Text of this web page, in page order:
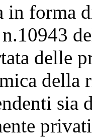
in forma
delle
della
sia